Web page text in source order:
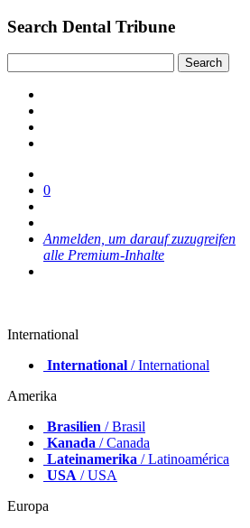
Search Dental Tribune
0
Anmelden, um darauf zuzugreifen
alle Premium-Inhalte
International
International / International
Amerika
Brasilien / Brasil
Kanada / Canada
Lateinamerika / Latinoamérica
USA / USA
Europa